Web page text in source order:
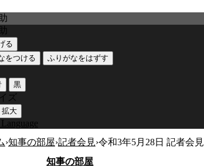
る
をつける
ふりがなをはずす
黒
ズ
拡大
›知事の部屋›記者会見›令和3年5月28日 記者会見
知事の部屋